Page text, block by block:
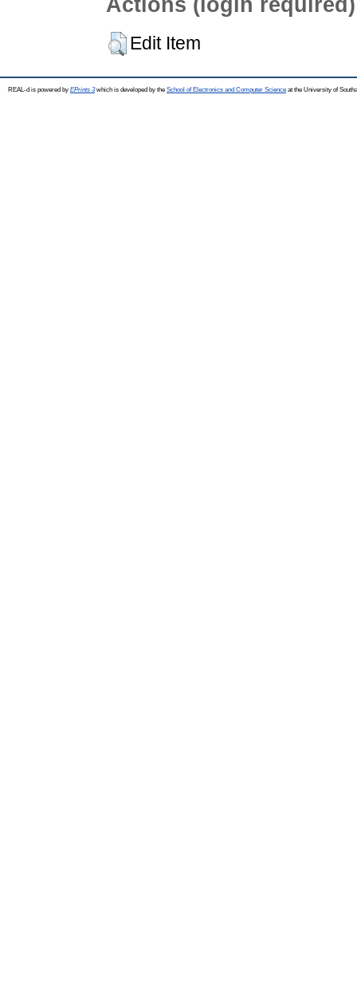
Edit Item
REAL-d is powered by EPrints 3which is developed by the School of Electronics and Computer Science at the University of